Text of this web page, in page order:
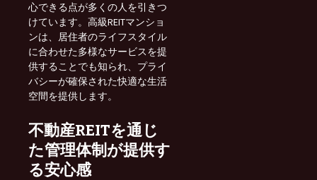
心できる点が多くの人を引きつ
けています。高級REITマンショ
ンは、居住者のライフスタイル
に合わせた多様なサービスを提
供することでも知られ、プライ
バシーが確保された快適な生活
空間を提供します。
不動産REITを通じ
た管理体制が提供す
る安心感